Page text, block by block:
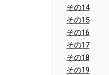
その14
その15
その16
その17
その18
その19